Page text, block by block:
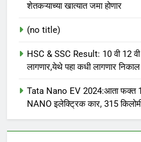
शेतकऱ्याच्या खात्यात जमा होणार
(no title)
HSC & SSC Result: 10 वी 12 वी
लागणार,येथे पहा कधी लागणार निकाल
Tata Nano EV 2024:आता फक्त
NANO इलेक्ट्रिक कार, 315